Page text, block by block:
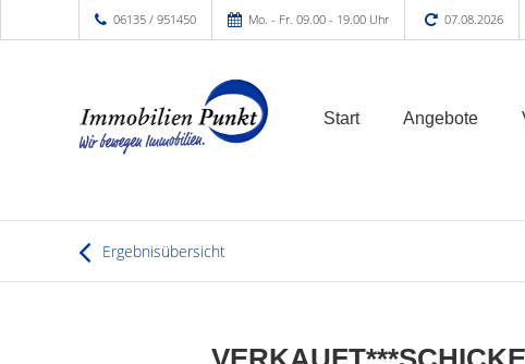
06135 / 951450 Mo. - Fr. 09.00 - 19.00 Uhr 07.08.2026
Start Angebote
Ergebnisübersicht